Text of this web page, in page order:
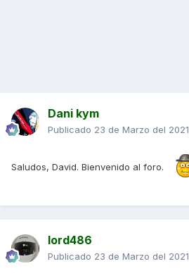
Dani kym
Publicado 23 de Marzo del 2021
Saludos, David. Bienvenido al foro.
lord486
Publicado 23 de Marzo del 2021